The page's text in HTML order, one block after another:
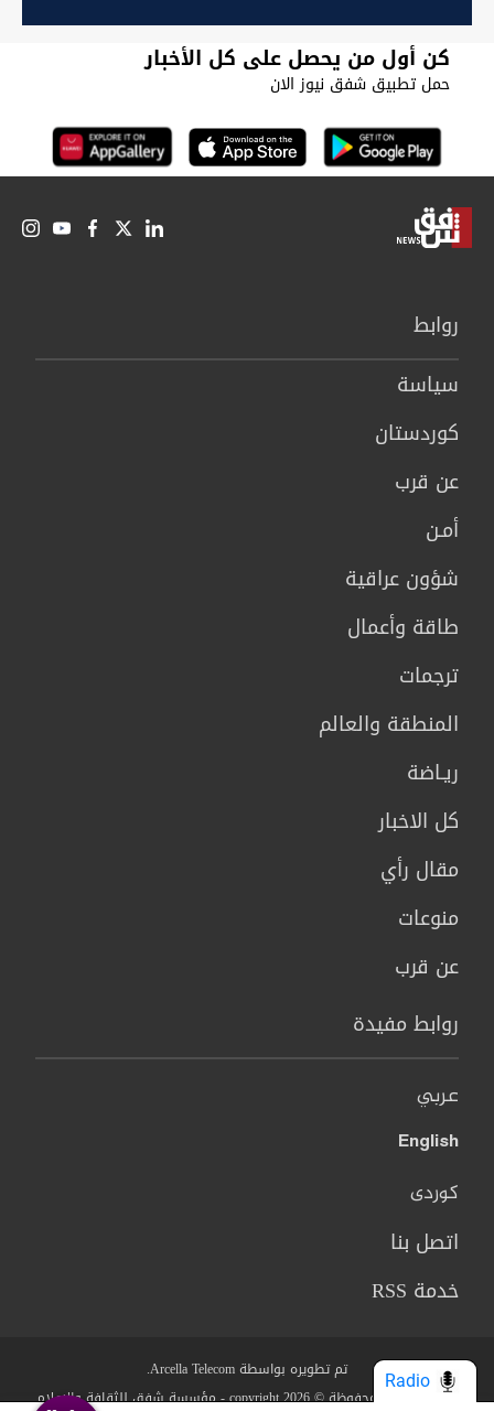
كن أول من يحصل على كل الأخبار
حمل تطبيق شفق نيوز الان
روابط
سیاسة
كوردستان
عن قرب
أمـن
شؤون عراقية
طاقة وأعمال
ترجمات
المنطقة والعالم
ريـاضة
كل الاخبار
مقال رأي
منوعات
عن قرب
روابط مفيدة
عربي
English
کوردی
اتصل بنا
خدمة RSS
تم تطويره بواسطة Arcella Telecom.
جميع الحقوق محفوظة © copyright 2026 - مؤسسة شفق للثقافة والاعلام
Radio